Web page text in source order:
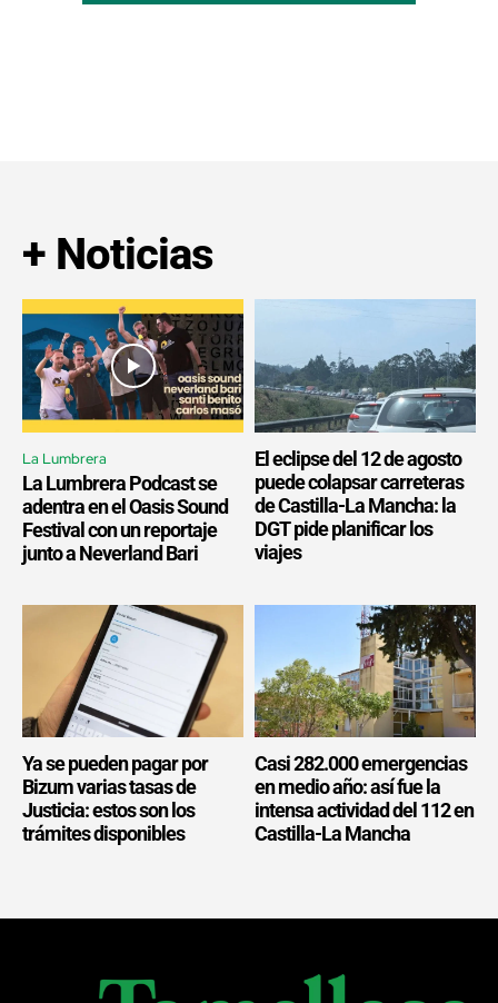
+ Noticias
La Lumbrera
La Lumbrera Podcast se
adentra en el Oasis Sound
Festival con un reportaje
junto a Neverland Bari
El eclipse del 12 de agosto
puede colapsar carreteras
de Castilla-La Mancha: la
DGT pide planificar los
viajes
Ya se pueden pagar por
Bizum varias tasas de
Justicia: estos son los
trámites disponibles
Casi 282.000 emergencias
en medio año: así fue la
intensa actividad del 112 en
Castilla-La Mancha